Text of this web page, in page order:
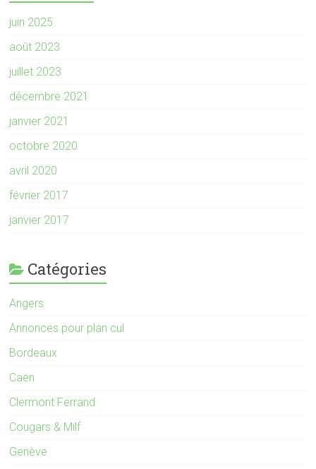
juin 2025
août 2023
juillet 2023
décembre 2021
janvier 2021
octobre 2020
avril 2020
février 2017
janvier 2017
Catégories
Angers
Annonces pour plan cul
Bordeaux
Caen
Clermont Ferrand
Cougars & Milf
Genève